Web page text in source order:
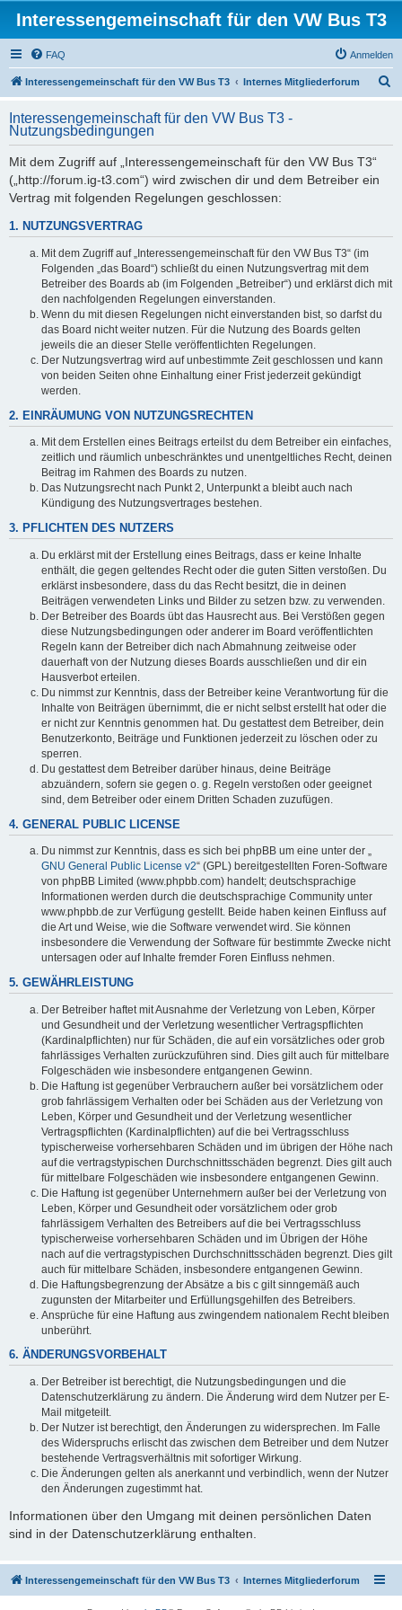
Interessengemeinschaft für den VW Bus T3
FAQ Anmelden
Interessengemeinschaft für den VW Bus T3 Internes Mitgliederforum
h
Interessengemeinschaft für den VW Bus T3 -
Nutzungsbedingungen
Mit dem Zugriff auf „Interessengemeinschaft für den VW Bus T3“
(„http://forum.ig-t3.com“) wird zwischen dir und dem Betreiber ein
Vertrag mit folgenden Regelungen geschlossen:
1. NUTZUNGSVERTRAG
Mit dem Zugriff auf „Interessengemeinschaft für den VW Bus T3“ (im
Folgenden „das Board“) schließt du einen Nutzungsvertrag mit dem
Betreiber des Boards ab (im Folgenden „Betreiber“) und erklärst dich mit
den nachfolgenden Regelungen einverstanden.
Wenn du mit diesen Regelungen nicht einverstanden bist, so darfst du
das Board nicht weiter nutzen. Für die Nutzung des Boards gelten
jeweils die an dieser Stelle veröffentlichten Regelungen.
Der Nutzungsvertrag wird auf unbestimmte Zeit geschlossen und kann
von beiden Seiten ohne Einhaltung einer Frist jederzeit gekündigt
werden.
2. EINRÄUMUNG VON NUTZUNGSRECHTEN
Mit dem Erstellen eines Beitrags erteilst du dem Betreiber ein einfaches,
zeitlich und räumlich unbeschränktes und unentgeltliches Recht, deinen
Beitrag im Rahmen des Boards zu nutzen.
Das Nutzungsrecht nach Punkt 2, Unterpunkt a bleibt auch nach
Kündigung des Nutzungsvertrages bestehen.
3. PFLICHTEN DES NUTZERS
Du erklärst mit der Erstellung eines Beitrags, dass er keine Inhalte
enthält, die gegen geltendes Recht oder die guten Sitten verstoßen. Du
erklärst insbesondere, dass du das Recht besitzt, die in deinen
Beiträgen verwendeten Links und Bilder zu setzen bzw. zu verwenden.
Der Betreiber des Boards übt das Hausrecht aus. Bei Verstößen gegen
diese Nutzungsbedingungen oder anderer im Board veröffentlichten
Regeln kann der Betreiber dich nach Abmahnung zeitweise oder
dauerhaft von der Nutzung dieses Boards ausschließen und dir ein
Hausverbot erteilen.
Du nimmst zur Kenntnis, dass der Betreiber keine Verantwortung für die
Inhalte von Beiträgen übernimmt, die er nicht selbst erstellt hat oder die
er nicht zur Kenntnis genommen hat. Du gestattest dem Betreiber, dein
Benutzerkonto, Beiträge und Funktionen jederzeit zu löschen oder zu
sperren.
Du gestattest dem Betreiber darüber hinaus, deine Beiträge
abzuändern, sofern sie gegen o. g. Regeln verstoßen oder geeignet
sind, dem Betreiber oder einem Dritten Schaden zuzufügen.
4. GENERAL PUBLIC LICENSE
Du nimmst zur Kenntnis, dass es sich bei phpBB um eine unter der „
GNU General Public License v2“ (GPL) bereitgestellten Foren-Software
von phpBB Limited (www.phpbb.com) handelt; deutschsprachige
Informationen werden durch die deutschsprachige Community unter
www.phpbb.de zur Verfügung gestellt. Beide haben keinen Einfluss auf
die Art und Weise, wie die Software verwendet wird. Sie können
insbesondere die Verwendung der Software für bestimmte Zwecke nicht
untersagen oder auf Inhalte fremder Foren Einfluss nehmen.
5. GEWÄHRLEISTUNG
Der Betreiber haftet mit Ausnahme der Verletzung von Leben, Körper
und Gesundheit und der Verletzung wesentlicher Vertragspflichten
(Kardinalpflichten) nur für Schäden, die auf ein vorsätzliches oder grob
fahrlässiges Verhalten zurückzuführen sind. Dies gilt auch für mittelbare
Folgeschäden wie insbesondere entgangenen Gewinn.
Die Haftung ist gegenüber Verbrauchern außer bei vorsätzlichem oder
grob fahrlässigem Verhalten oder bei Schäden aus der Verletzung von
Leben, Körper und Gesundheit und der Verletzung wesentlicher
Vertragspflichten (Kardinalpflichten) auf die bei Vertragsschluss
typischerweise vorhersehbaren Schäden und im übrigen der Höhe nach
auf die vertragstypischen Durchschnittsschäden begrenzt. Dies gilt auch
für mittelbare Folgeschäden wie insbesondere entgangenen Gewinn.
Die Haftung ist gegenüber Unternehmern außer bei der Verletzung von
Leben, Körper und Gesundheit oder vorsätzlichem oder grob
fahrlässigem Verhalten des Betreibers auf die bei Vertragsschluss
typischerweise vorhersehbaren Schäden und im Übrigen der Höhe
nach auf die vertragstypischen Durchschnittsschäden begrenzt. Dies gilt
auch für mittelbare Schäden, insbesondere entgangenen Gewinn.
Die Haftungsbegrenzung der Absätze a bis c gilt sinngemäß auch
zugunsten der Mitarbeiter und Erfüllungsgehilfen des Betreibers.
Ansprüche für eine Haftung aus zwingendem nationalem Recht bleiben
unberührt.
6. ÄNDERUNGSVORBEHALT
Der Betreiber ist berechtigt, die Nutzungsbedingungen und die
Datenschutzerklärung zu ändern. Die Änderung wird dem Nutzer per E-
Mail mitgeteilt.
Der Nutzer ist berechtigt, den Änderungen zu widersprechen. Im Falle
des Widerspruchs erlischt das zwischen dem Betreiber und dem Nutzer
bestehende Vertragsverhältnis mit sofortiger Wirkung.
Die Änderungen gelten als anerkannt und verbindlich, wenn der Nutzer
den Änderungen zugestimmt hat.
Informationen über den Umgang mit deinen persönlichen Daten
sind in der Datenschutzerklärung enthalten.
Interessengemeinschaft für den VW Bus T3 Internes Mitgliederforum